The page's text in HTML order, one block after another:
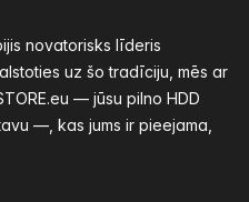
novatorisks līderis
uz šo tradīciju, mēs ar
— jūsu pilno HDD
—, kas jums ir pieejama,